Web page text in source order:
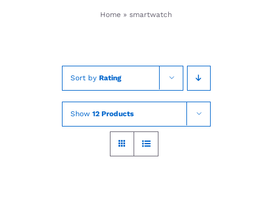
Home » smartwatch
Sort by Rating
Show 12 Products